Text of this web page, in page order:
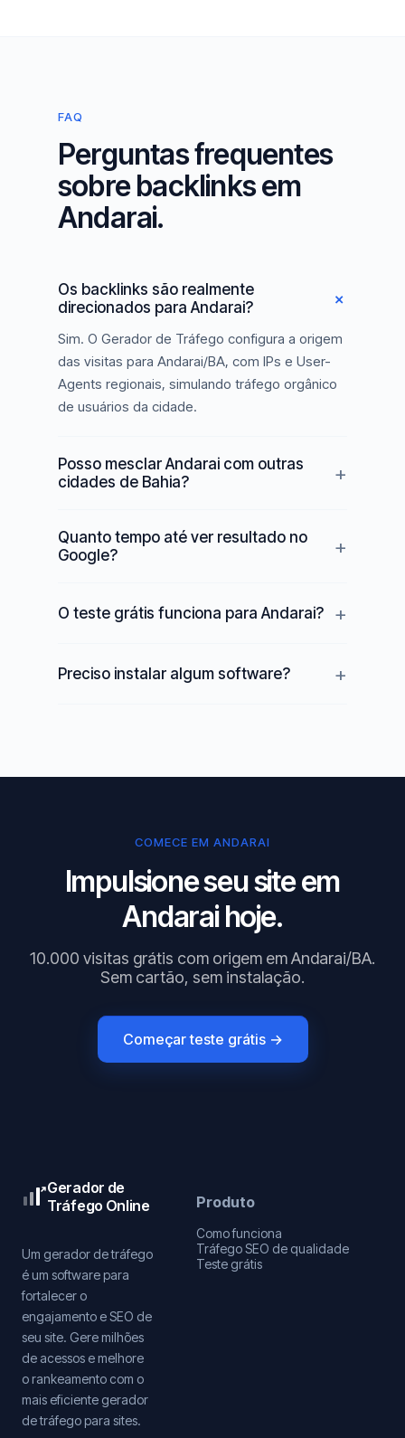
FAQ
Perguntas frequentes
sobre backlinks em
Andarai.
Os backlinks são realmente
direcionados para Andarai?
Sim. O Gerador de Tráfego configura a origem
das visitas para Andarai/BA, com IPs e User-
Agents regionais, simulando tráfego orgânico
de usuários da cidade.
Posso mesclar Andarai com outras
cidades de Bahia?
Quanto tempo até ver resultado no
Google?
O teste grátis funciona para Andarai?
Preciso instalar algum software?
COMECE EM ANDARAI
Impulsione seu site em
Andarai hoje.
10.000 visitas grátis com origem em Andarai/BA.
Sem cartão, sem instalação.
Começar teste grátis →
Gerador de
Tráfego Online
Um gerador de tráfego
é um software para
fortalecer o
engajamento e SEO de
seu site. Gere milhões
de acessos e melhore
o rankeamento com o
mais eficiente gerador
de tráfego para sites.
Produto
Como funciona
Tráfego SEO de qualidade
Teste grátis